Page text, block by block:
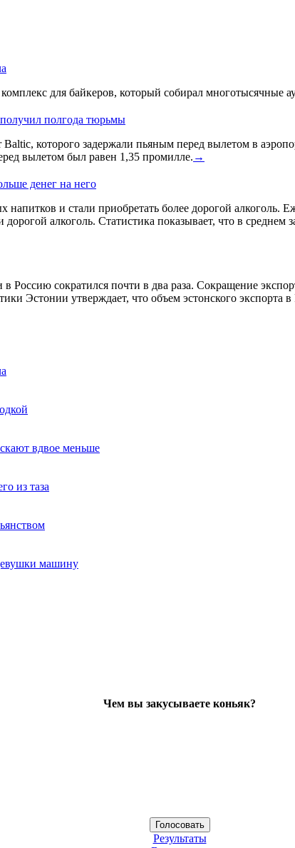
для байкеров, который собирал многотысячные
полгода тюрьмы
которого задержали пьяным перед вылетом в
вылетом был равен 1,35 промилле. →
денег на него
и стали приобретать более дорогой алкоголь.
алкоголь. Статистика показывает, что в среднем
Россию сократился почти в два раза. Сокращение
Эстонии утверждает, что объем эстонского
вдвое меньше
из таза
машину
Чем вы закусываете коньяк?
Результаты